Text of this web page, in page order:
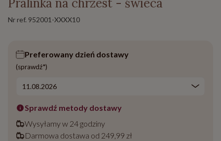
Pralinka na chrzest - świeca
Nr ref. 952001-XXXX10
Preferowany dzień dostawy
(sprawdź*)
Sprawdź metody dostawy
Wysyłamy w 24 godziny
Darmowa dostawa od 249,99 zł